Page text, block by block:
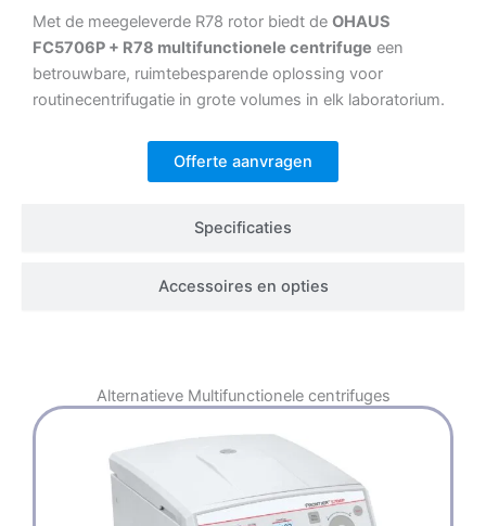
Specificaties
Accessoires en opties
Met de meegeleverde R78 rotor biedt de OHAUS
FC5706P + R78 multifunctionele centrifuge een
betrouwbare, ruimtebesparende oplossing voor
routinecentrifugatie in grote volumes in elk laboratorium.
Offerte aanvragen
Alternatieve Multifunctionele centrifuges